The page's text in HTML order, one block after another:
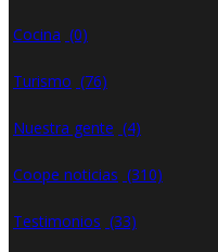
Cocina (0)
Turismo (76)
Nuestra gente (4)
Coope noticias (310)
Testimonios (33)